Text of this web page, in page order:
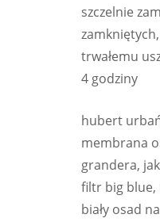
szczelnie
trwałemu
4 godziny
hubert
membrana
grandera,
filtr big blue,
biały osad